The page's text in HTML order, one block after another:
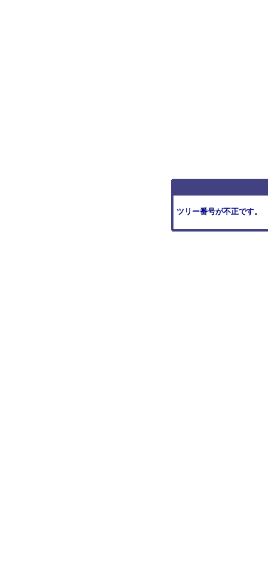
ツリー番号が不正です。